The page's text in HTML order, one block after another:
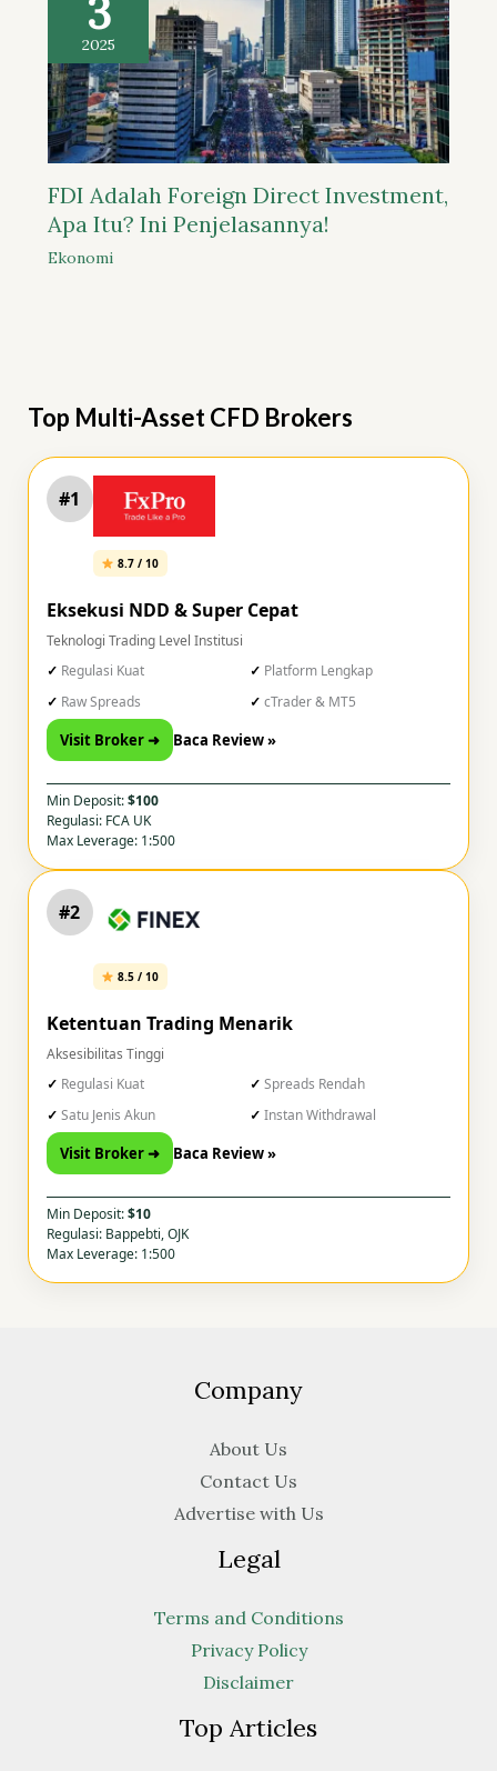
3
2025
FDI Adalah Foreign Direct Investment,
Apa Itu? Ini Penjelasannya!
Ekonomi
Top Multi-Asset CFD Brokers
#1
8.7 / 10
Eksekusi NDD & Super Cepat
Teknologi Trading Level Institusi
Regulasi Kuat
Platform Lengkap
Raw Spreads
cTrader & MT5
Visit Broker ➜ Baca Review »
Min Deposit:$100
Regulasi: FCA UK
Max Leverage: 1:500
#2
8.5 / 10
Ketentuan Trading Menarik
Aksesibilitas Tinggi
Regulasi Kuat
Spreads Rendah
Satu Jenis Akun
Instan Withdrawal
Visit Broker ➜ Baca Review »
Min Deposit:$10
Regulasi: Bappebti, OJK
Max Leverage: 1:500
Company
About Us
Contact Us
Advertise with Us
Legal
Terms and Conditions
Privacy Policy
Disclaimer
Top Articles